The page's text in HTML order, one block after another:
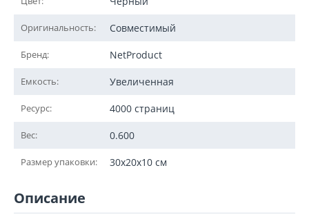
Оригинальность: Совместимый
Бренд: NetProduct
Емкость: Увеличенная
Ресурс: 4000 страниц
Вес: 0.600
Размер упаковки: 30x20x10 см
Описание